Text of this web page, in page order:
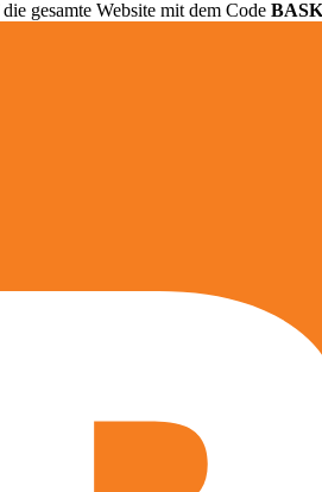
gesamte Website mit dem Code